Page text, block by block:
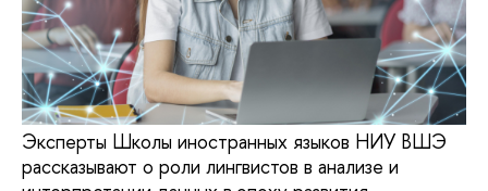
Эксперты Школы иностранных языков НИУ ВШЭ
рассказывают о роли лингвистов в анализе и